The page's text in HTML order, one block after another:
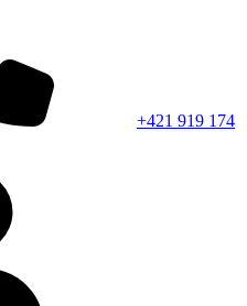
+421 919 174